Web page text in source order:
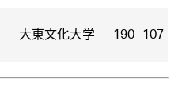
大東文化大学 190 107